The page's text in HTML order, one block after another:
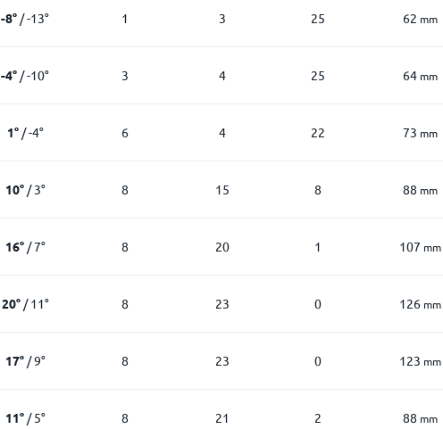
-8° /-13° 1 3 25 62 mm
-4° /-10° 3 4 25 64 mm
1°/-4° 6 4 22 73 mm
10°/3° 8 15 8 88 mm
16°/7° 8 20 1 107 mm
20°/11° 8 23 0 126 mm
17°/9° 8 23 0 123 mm
11°/5° 8 21 2 88 mm